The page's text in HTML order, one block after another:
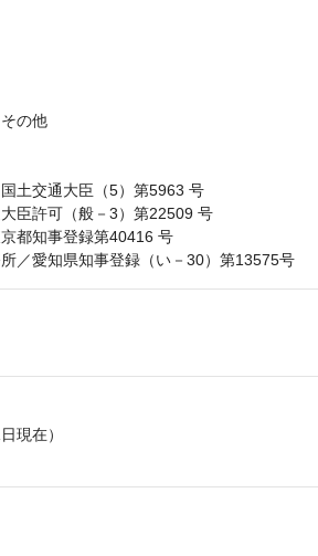
の他
土交通大臣（5）第5963 号
臣許可（般－3）第22509 号
都知事登録第40416 号
／愛知県知事登録（い－30）第13575号
現在）